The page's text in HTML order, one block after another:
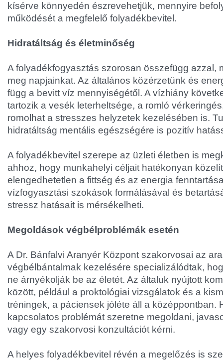
kísérve könnyedén észrevehetjük, mennyire
működését a megfelelő folyadékbevitel.
Hidratáltság és életminőség
A folyadékfogyasztás szorosan összefügg azzal,
meg napjainkat. Az általános közérzetünk és
függ a bevitt víz mennyiségétől. A vízhiány
tartozik a vesék leterheltsége, a romló
romolhat a stresszes helyzetek kezelésében is.
hidratáltság mentális egészségére is pozitív
A folyadékbevitel szerepe az üzleti életben is
ahhoz, hogy munkahelyi céljait hatékonyan
elengedhetetlen a fittség és az energia
vízfogyasztási szokások formálásával és
stressz hatásait is mérsékelheti.
Megoldások végbélproblémák esetén
A Dr. Bánfalvi Aranyér Központ szakorvosai az
végbélbántalmak kezelésére specializálódtak,
ne árnyékolják be az életét. Az általuk nyújtott
között, például a proktológiai vizsgálatok és a
tréningek, a páciensek jóléte áll a középpontban.
kapcsolatos problémát szeretne megoldani,
vagy egy szakorvosi konzultációt kérni.
A helyes folyadékbevitel révén a megelőzés is